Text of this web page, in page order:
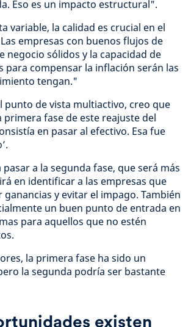
Eso es un impacto estructural".
variable, la calidad es crucial en el
empresas con buenos flujos de
negocio sólidos y la capacidad de
para compensar la inflación serán las
tengan."
punto de vista multiactivo, creo que
primera fase de este reajuste del
en pasar al efectivo. Esa fue
pasar a la segunda fase, que será más
en identificar a las empresas que
y evitar el impago. También
un buen punto de entrada en
para aquellos que no estén
la primera fase ha sido un
la segunda podría ser bastante
existen